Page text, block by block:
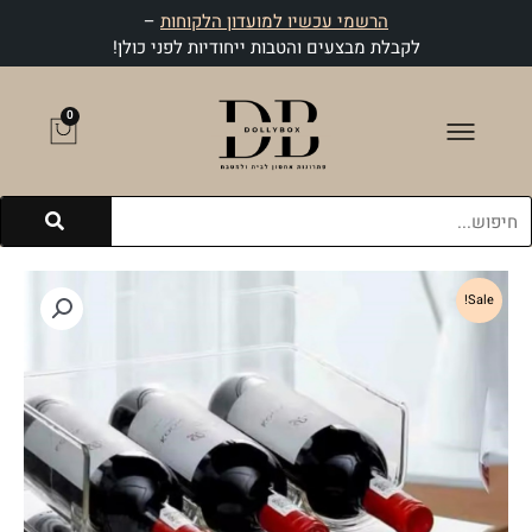
הרשמי עכשיו למועדון הלקוחות –
לקבלת מבצעים והטבות ייחודיות לפני כולן!
0
עגלת
Sale!